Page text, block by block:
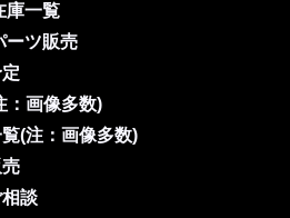
庫一覧
ーツ販売
：画像多数)
(注：画像多数)
談